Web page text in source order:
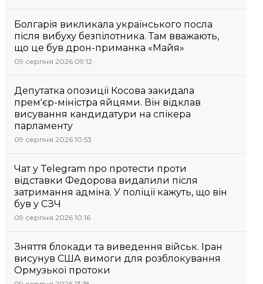
Болгарія викликала українського посла
після вибуху безпілотника. Там вважають,
що це був дрон-приманка «Майя»
09 серпня 2026 09:12
Депутатка опозиції Косова закидала
прем'єр-міністра яйцями. Він відклав
висування кандидатури на спікера
парламенту
09 серпня 2026 10:53
Чат у Telegram про протести проти
відставки Федорова видалили після
затримання адміна. У поліції кажуть, що він
був у СЗЧ
09 серпня 2026 10:16
Зняття блокади та виведення військ. Іран
висунув США вимоги для розблокування
Ормузької протоки